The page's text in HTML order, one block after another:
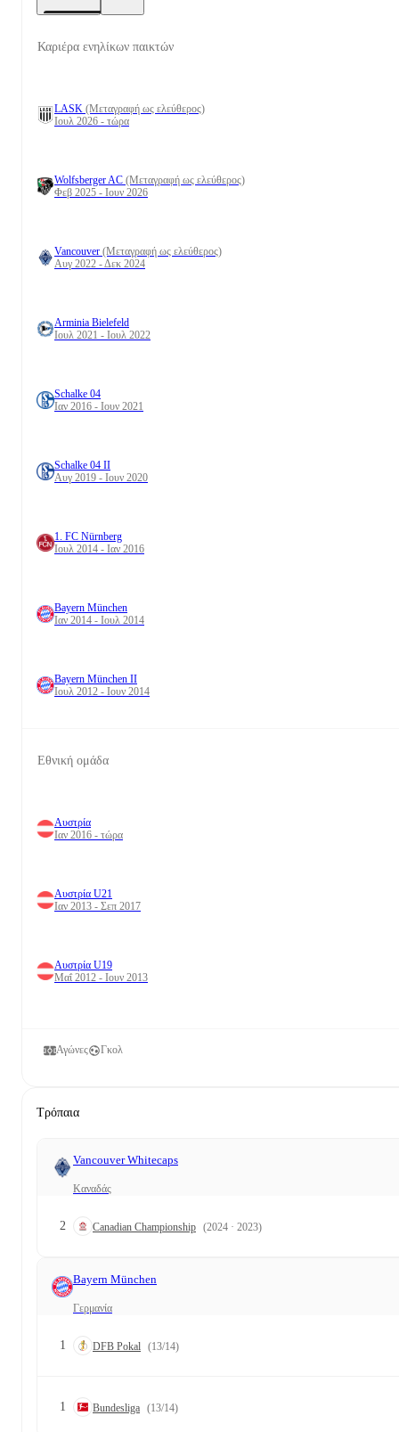
Καριέρα ενηλίκων παικτών
LASK (Μεταγραφή ως ελεύθερος)
Ιουλ 2026 - τώρα
Wolfsberger AC (Μεταγραφή ως ελεύθερος)
Φεβ 2025 - Ιουν 2026
Vancouver (Μεταγραφή ως ελεύθερος)
Αυγ 2022 - Δεκ 2024
Arminia Bielefeld
Ιουλ 2021 - Ιουλ 2022
Schalke 04
Ιαν 2016 - Ιουν 2021
Schalke 04 II
Αυγ 2019 - Ιουν 2020
1. FC Nürnberg
Ιουλ 2014 - Ιαν 2016
Bayern München
Ιαν 2014 - Ιουλ 2014
Bayern München II
Ιουλ 2012 - Ιουν 2014
Εθνική ομάδα
Αυστρία
Ιαν 2016 - τώρα
Αυστρία U21
Ιαν 2013 - Σεπ 2017
Αυστρία U19
Μαΐ 2012 - Ιουν 2013
Αγώνες Γκολ
Τρόπαια
Vancouver Whitecaps
Καναδάς
2 Canadian Championship (2024 · 2023)
Bayern München
Γερμανία
1 DFB Pokal (13/14)
1 Bundesliga (13/14)